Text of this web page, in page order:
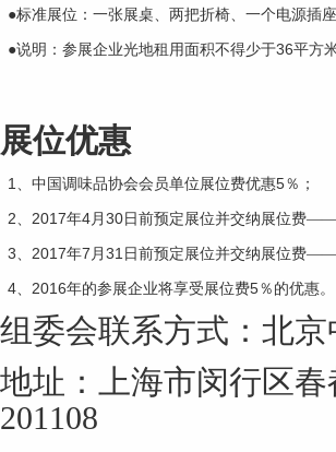
●标准展位：一张展桌、两把折椅、一个电源插
●说明：参展企业光地租用面积不得少于36平方
展位优惠
1 、中国调味品协会会员单位展位费优惠5％；
2、 2017年4月 30 日前预定展位并交纳展位费
3、 2017年7 月 31 日前预定展位并交纳展位费
4、 2016年的参展企业将享受展位费5％的优惠。
组委会联系方式：北
地址：上海市闵行区春
201108